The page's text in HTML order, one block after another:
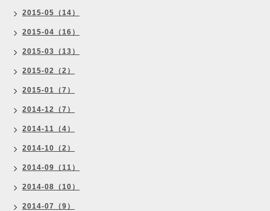
2015-05（14）
2015-04（16）
2015-03（13）
2015-02（2）
2015-01（7）
2014-12（7）
2014-11（4）
2014-10（2）
2014-09（11）
2014-08（10）
2014-07（9）